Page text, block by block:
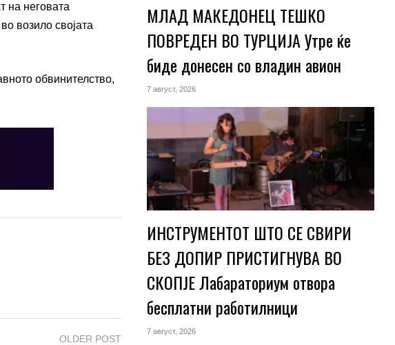
на неговата
возило својата
обвинителство,
OLDER POST
МЛАД МАКЕДОНЕЦ ТЕШКО
ПОВРЕДЕН ВО ТУРЦИЈА Утре ќе
биде донесен со владин авион
7 август, 2026
ИНСТРУМЕНТОТ ШТО СЕ СВИРИ
БЕЗ ДОПИР ПРИСТИГНУВА ВО
СКОПЈЕ Лабараториум отвора
бесплатни работилници
7 август, 2026